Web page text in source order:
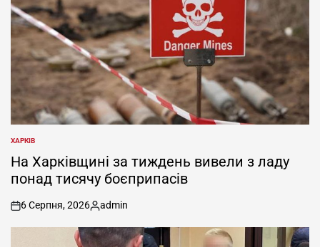
ОПУБЛІКУВАТИ
У
ХАРКІВ
На Харківщині за тиждень вивели з ладу
понад тисячу боєприпасів
on
6 Серпня, 2026
Опубліковано
admin